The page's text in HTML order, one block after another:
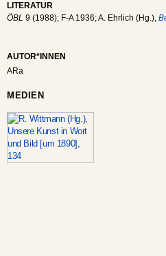
LITERATUR
ÖBL 9 (1988); F-A 1936; A. Ehrlich (Hg.),
AUTOR*INNEN
ARa
MEDIEN